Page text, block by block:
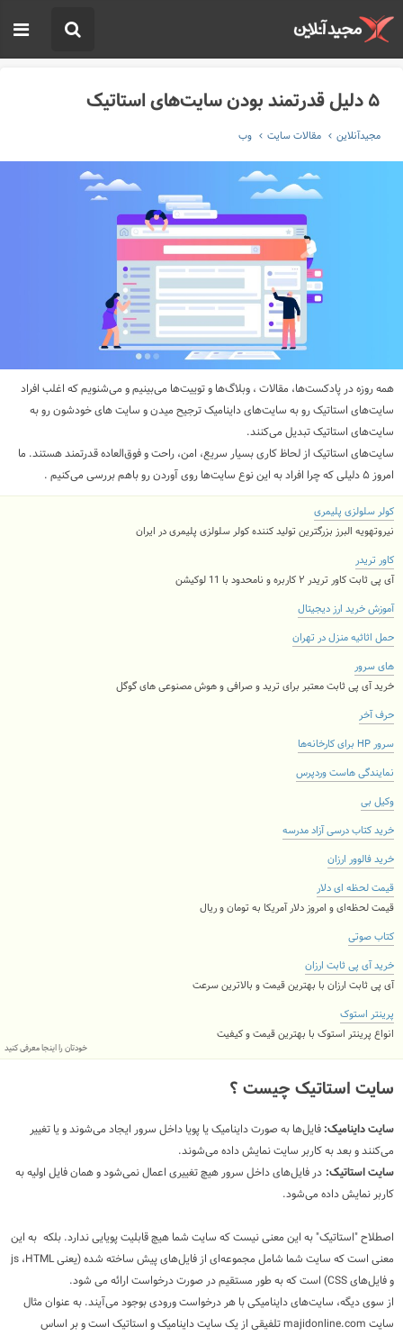
۵ دلیل قدرتمند بودن سایت‌های استاتیک
مجیدآنلاین مقالات سایت وب
همه روزه در پادکست‌ها، مقالات ، وبلاگ‌ها و توییت‌ها می‌بینیم و می‌شنویم که اغلب افراد
سایت‌های استاتیک رو به سایت‌های داینامیک ترجیح میدن و سایت های خودشون رو به
سایت‌های استاتیک تبدیل می‌کنند.
سایت‌های استاتیک از لحاظ کاری بسیار سریع، امن، راحت و فوق‌العاده قدرتمند هستند. ما
امروز ۵ دلیلی که چرا افراد به این نوع سایت‌ها روی آوردن رو باهم بررسی می‌کنیم .
کولر سلولزی پلیمری
نیروتهویه البرز بزرگترین تولید کننده کولر سلولزی پلیمری در ایران
کاور تریدر
آی پی ثابت کاور تریدر ۲ کاربره و نامحدود با 11 لوکیشن
آموزش خرید ارز دیجیتال
حمل اثاثیه منزل در تهران
های سرور
خرید آی پی ثابت معتبر برای ترید و صرافی و هوش مصنوعی های گوگل
حرف آخر
سرور HP برای کارخانه‌ها
نمایندگی هاست وردپرس
وکیل بی
خرید کتاب درسی آزاد مدرسه
خرید فالوور ارزان
قیمت لحظه ای دلار
قیمت لحظه‌ای و امروز دلار آمریکا به تومان و ریال
کتاب صوتی
خرید آی پی ثابت ارزان
آی پی ثابت ارزان با بهترین قیمت و بالاترین سرعت
پرینتر استوک
انواع پرینتر استوک با بهترین قیمت و کیفیت
خودتان را اینجا معرفی کنید
سایت استاتیک چیست ؟
سایت داینامیک: فایل‌ها به صورت داینامیک یا پویا داخل سرور ایجاد می‌شوند و یا تغییر
می‌کنند‌ و بعد به کاربر سایت نمایش داده می‌شوند.
سایت استاتیک: در فایل‌های داخل سرور هیچ تغییری اعمال نمی‌شود و همان فایل اولیه به
کاربر نمایش داده می‌شود.
اصطلاح "استاتیک" به این معنی نیست که سایت شما هیچ قابلیت پویایی ندارد. بلکه به این
معنی است که سایت شما شامل مجموعه‌ای از فایل‌های پیش ساخته شده (یعنیHTML، js
و فایل‌هایCSS) است که به طور مستقیم در صورت درخواست ارائه می شود.
از سوی دیگه، سایت‌های داینامیکی با هر درخواست ورودی بوجود می‌آیند. به عنوان مثال
سایت majidonline.com تلفیقی از یک سایت داینامیک و استاتیک است و بر اساس